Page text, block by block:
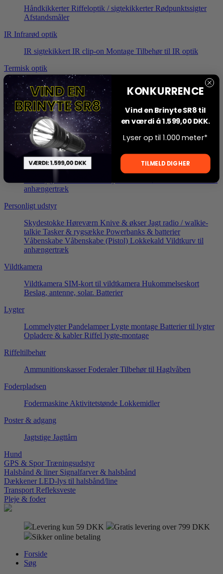
Håndkikkerter Riffeloptik / sigtekikkerter Rødpunktssigter
Afstandsmåler
IR Infrarød optik
IR sigtekikkert IR clip-on Montage Tilbehør til IR optik
Termisk optik
Termisk sigtekikkert Termisk clip-on
Tilbehør til
Termisk optik
Termiske Håndspottere
Alle modellerMonokularer (enkelt)
Tilbehør til Håndspottere
Jagtudstyr
Populære produkter
Vildtkurv til
anhængertræk
Personligt udstyr
Skydestokke Høreværn Knive & økser Jagt radio / walkie-
talkie Tasker & rygsække Powerbanks & batterier
Våbenskabe Våbenskabe (Pistol) Lokkekald Vildtkurv til
anhængertræk
Vildtkamera
Vildtkamera SIM-kort til vildtkamera Hukommelseskort
Beslag, antenne, solar. Batterier
Lygter
Lommelygter Pandelamper Lygte montage Batterier til lygter
Opladere & kabler Riffel lygte-montage
Riffeltilbehør
Ammunitionskasser Foderaler Tilbehør til Haglvåben
Foderpladsen
Fodermaskine Aktivitetstønde Lokkemidler
Poster & adgang
Jagtstige Jagttårn
Hund
GPS & Spor Træningsudstyr
Halsbånd & liner Signalfarver & halsbånd
Dækkener LED-lys til halsbånd/line
Transport Refleksveste
Pleje & foder
Levering kun 59 DKK
Gratis levering over 799 DKK
Sikker online betaling
Forside
Søg
KONKURRENCE
Vind en Brinyte SR8 til
en værdi á 1.599,00 DKK.
Lyser op til 1.000 meter*
TILMELD DIG HER